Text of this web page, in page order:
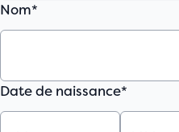
don
Faire un
don
Nom*
Date de naissance*